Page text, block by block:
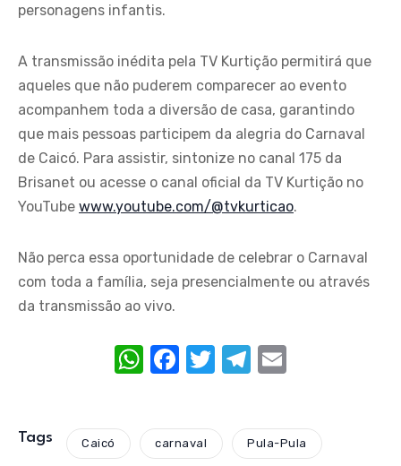
personagens infantis.
A transmissão inédita pela TV Kurtição permitirá que
aqueles que não puderem comparecer ao evento
acompanhem toda a diversão de casa, garantindo
que mais pessoas participem da alegria do Carnaval
de Caicó. Para assistir, sintonize no canal 175 da
Brisanet ou acesse o canal oficial da TV Kurtição no
YouTube www.youtube.com/@tvkurticao.
Não perca essa oportunidade de celebrar o Carnaval
com toda a família, seja presencialmente ou através
da transmissão ao vivo.
W
s
F
e
T
te
T
gr
Tags Caicó carnaval Pula-Pula